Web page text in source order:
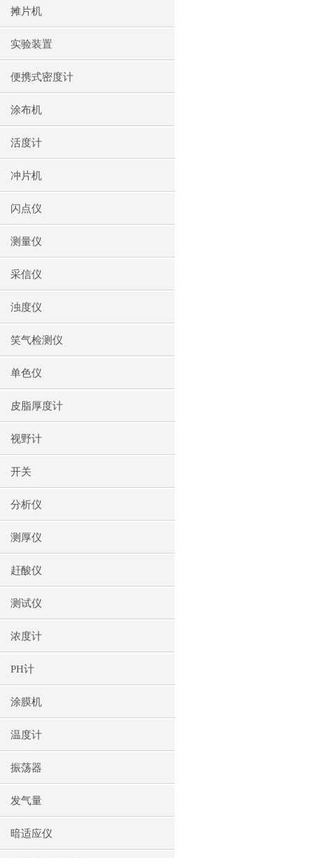
摊片机
实验装置
便携式密度计
涂布机
活度计
冲片机
闪点仪
测量仪
采信仪
浊度仪
笑气检测仪
单色仪
皮脂厚度计
视野计
开关
分析仪
测厚仪
赶酸仪
测试仪
浓度计
PH计
涂膜机
温度计
振荡器
发气量
暗适应仪